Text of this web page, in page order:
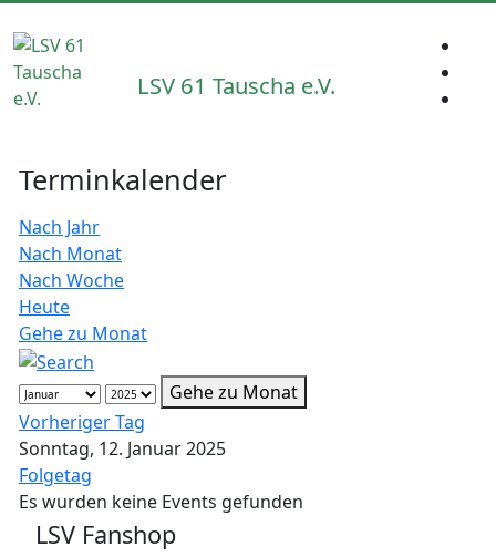
LSV 61 Tauscha e.V.
Terminkalender
Nach Jahr
Nach Monat
Nach Woche
Heute
Gehe zu Monat
Gehe zu Monat
Vorheriger Tag
Sonntag, 12. Januar 2025
Folgetag
Es wurden keine Events gefunden
LSV Fanshop